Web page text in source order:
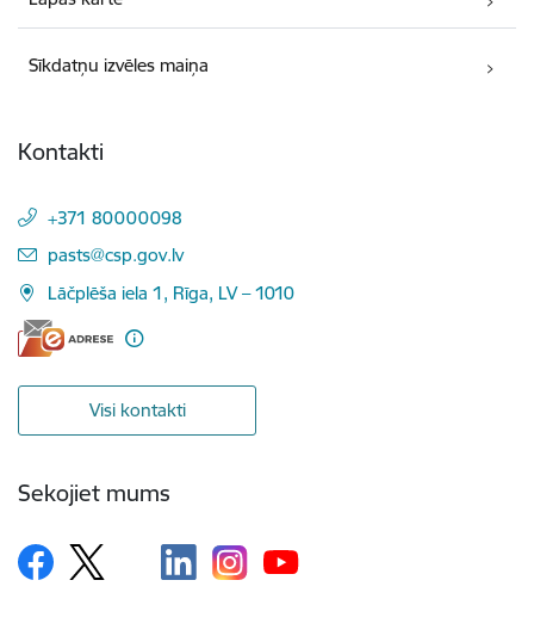
Sīkdatņu izvēles maiņa
Kontakti
+371 80000098
E-pasts:
pasts@csp.gov.lv
Lāčplēša iela 1, Rīga, LV – 1010
Visi kontakti
Sekojiet mums